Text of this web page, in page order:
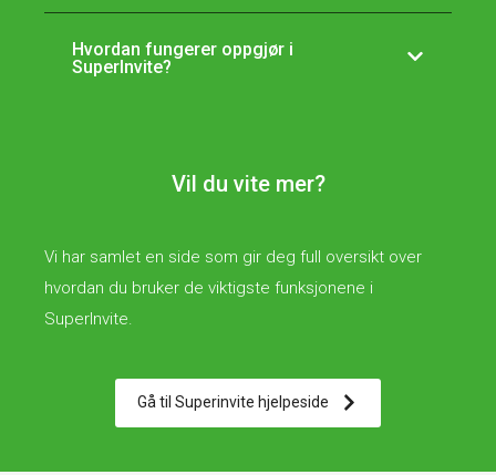
Vil du vite mer?
Vi har samlet en side som gir deg full oversikt over
hvordan du bruker de viktigste funksjonene i
SuperInvite.
Gå til Superinvite hjelpeside
Hvordan fungerer oppgjør i
SuperInvite?